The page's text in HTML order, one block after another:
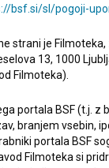
film
bsf.si/sl/pogoji-
strani je
13, 1000
Filmoteka).
portala BSF (t.j. z
branjem vsebin,
portala BSF
Filmoteka si